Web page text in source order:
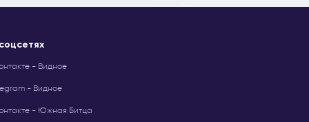
- Видное
- Видное
- Южная Битца